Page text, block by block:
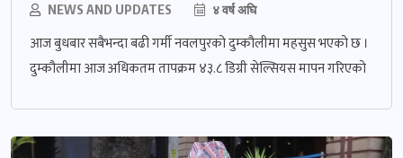
NEWS AND UPDATES ४ वर्ष अघि
आज बुधबार सबैभन्दा बढी गर्मी नवलपुरको दुम्कौलीमा महसुस भएको छ ।
दुम्कौलीमा आज अधिकतम तापक्रम ४३.८ डिग्री सेल्सियस मापन गरिएको